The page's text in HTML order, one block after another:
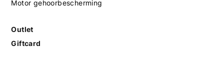
Motor gehoorbescherming
Outlet
Giftcard